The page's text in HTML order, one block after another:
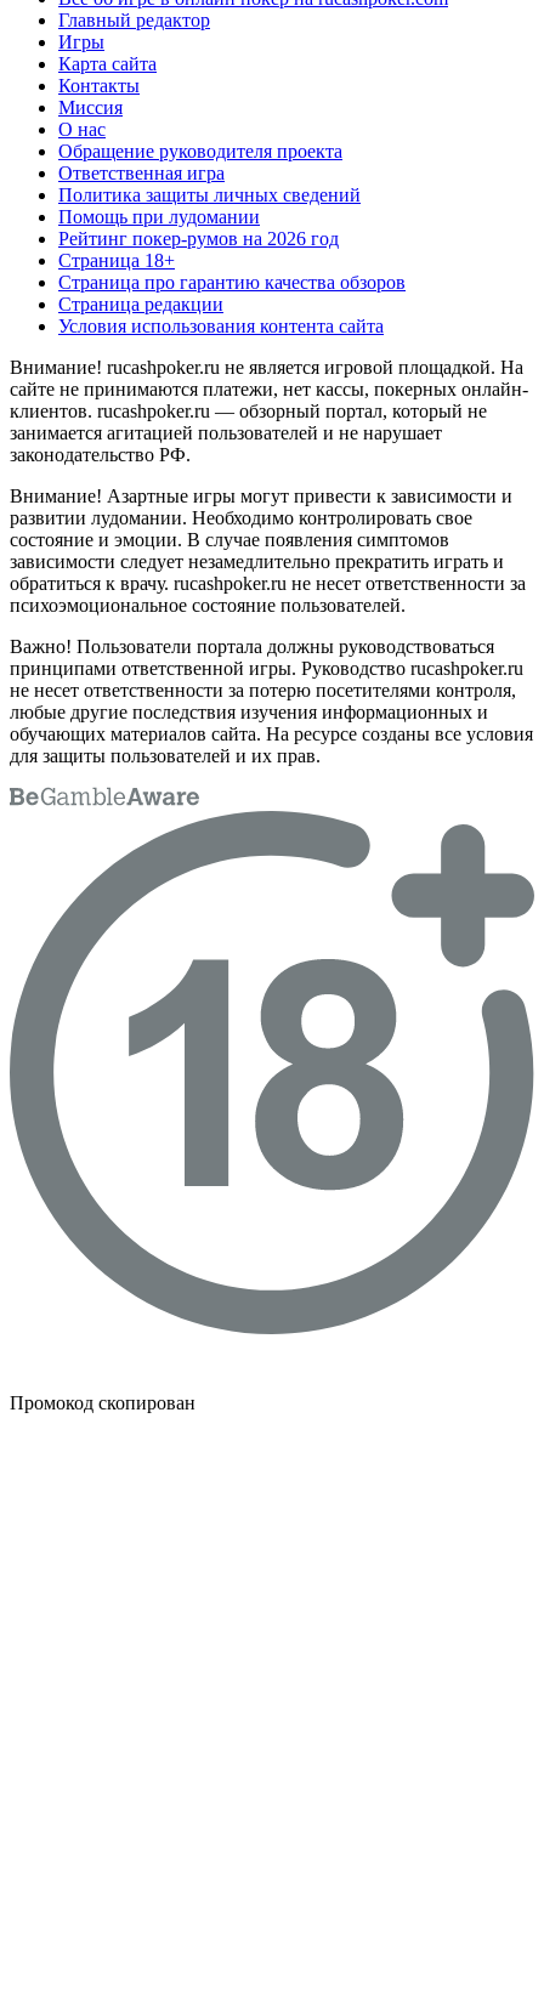
Главный редактор
Игры
Карта сайта
Контакты
Миссия
О нас
Обращение руководителя проекта
Ответственная игра
Политика защиты личных сведений
Помощь при лудомании
Рейтинг покер-румов на 2026 год
Страница 18+
Страница про гарантию качества обзоров
Страница редакции
Условия использования контента сайта
Внимание! rucashpoker.ru не является игровой площадкой. На
сайте не принимаются платежи, нет кассы, покерных онлайн-
клиентов. rucashpoker.ru — обзорный портал, который не
занимается агитацией пользователей и не нарушает
законодательство РФ.
Внимание! Азартные игры могут привести к зависимости и
развитии лудомании. Необходимо контролировать свое
состояние и эмоции. В случае появления симптомов
зависимости следует незамедлительно прекратить играть и
обратиться к врачу. rucashpoker.ru не несет ответственности за
психоэмоциональное состояние пользователей.
Важно! Пользователи портала должны руководствоваться
принципами ответственной игры. Руководство rucashpoker.ru
не несет ответственности за потерю посетителями контроля,
любые другие последствия изучения информационных и
обучающих материалов сайта. На ресурсе созданы все условия
для защиты пользователей и их прав.
Промокод скопирован